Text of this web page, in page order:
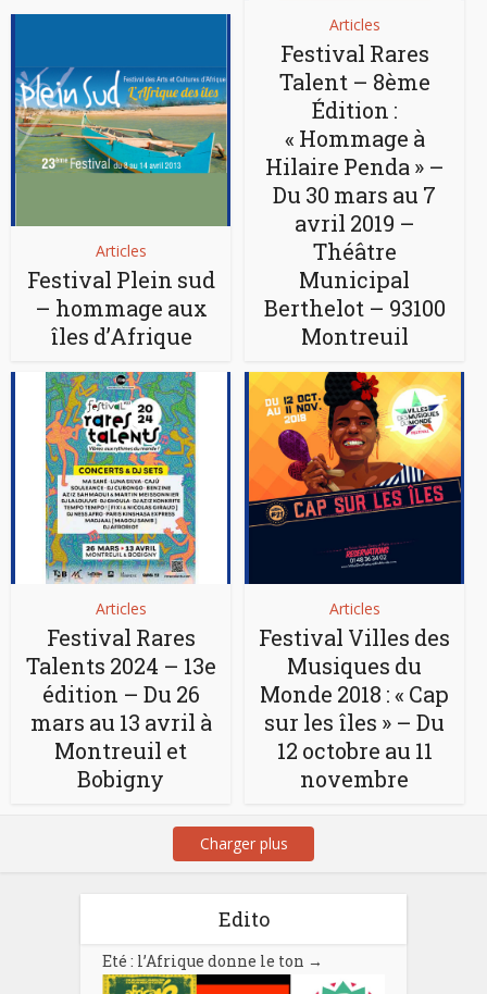
Articles
Festival Plein sud
– hommage aux
îles d’Afrique
Articles
Festival Rares
Talent – 8ème
Édition :
« Hommage à
Hilaire Penda » –
Du 30 mars au 7
avril 2019 –
Théâtre
Municipal
Berthelot – 93100
Montreuil
Articles
Festival Rares
Talents 2024 – 13e
édition – Du 26
mars au 13 avril à
Montreuil et
Bobigny
Articles
Festival Villes des
Musiques du
Monde 2018 : « Cap
sur les îles » – Du
12 octobre au 11
novembre
Charger plus
Edito
Eté : l’Afrique donne le ton →